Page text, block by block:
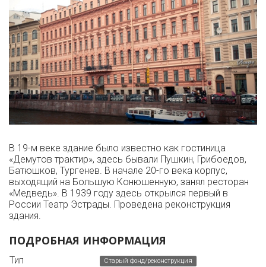
В 19-м веке здание было известно как гостиница
«Демутов трактир», здесь бывали Пушкин, Грибоедов,
Батюшков, Тургенев. В начале 20-го века корпус,
выходящий на Большую Конюшенную, занял ресторан
«Медведь». В 1939 году здесь открылся первый в
России Театр Эстрады. Проведена реконструкция
здания.
ПОДРОБНАЯ ИНФОРМАЦИЯ
Тип Старый фонд/реконструкция